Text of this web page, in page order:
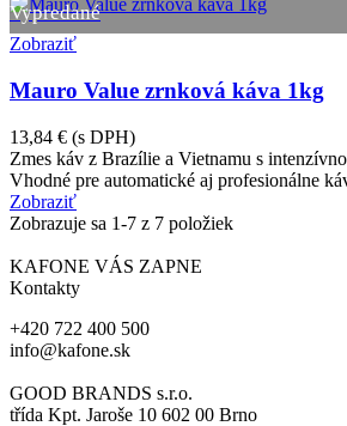
Vypredané
Zobraziť
Mauro Value zrnková káva 1kg
13,84 € (s DPH)
Zmes káv z Brazílie a Vietnamu s
Vhodné pre automatické aj profesionálne
Zobraziť
Zobrazuje sa 1-7 z 7 položiek
KAFONE VÁS ZAPNE
Kontakty
+420 722 400 500
info@kafone.sk
GOOD BRANDS s.r.o.
třída Kpt. Jaroše 10 602 00 Brno